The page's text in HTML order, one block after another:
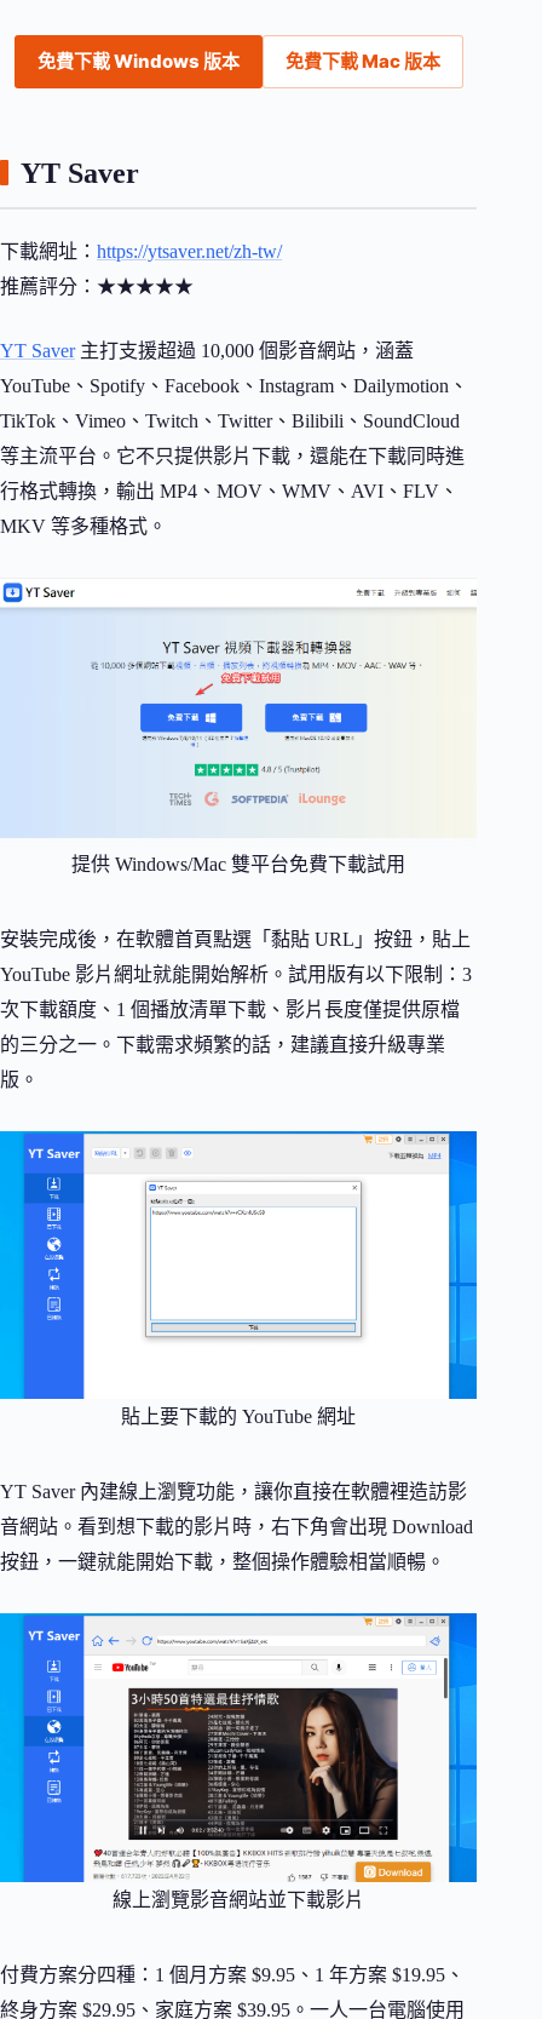
免費下載 Windows 版本 免費下載 Mac 版本
YT Saver
下載網址： https://ytsaver.net/zh-tw/
推薦評分：★★★★★
YT Saver主打支援超過 10,000 個影音網站，涵蓋
YouTube、Spotify、Facebook、Instagram、Dailymotion、
TikTok、Vimeo、Twitch、Twitter、Bilibili、SoundCloud
等主流平台。它不只提供影片下載，還能在下載同時進
行格式轉換，輸出 MP4、MOV、WMV、AVI、FLV、
MKV 等多種格式。
提供 Windows/Mac 雙平台免費下載試用
安裝完成後，在軟體首頁點選「黏貼 URL」按鈕，貼上
YouTube 影片網址就能開始解析。試用版有以下限制：3
次下載額度、1 個播放清單下載、影片長度僅提供原檔
的三分之一。下載需求頻繁的話，建議直接升級專業
版。
貼上要下載的 YouTube 網址
YT Saver 內建線上瀏覽功能，讓你直接在軟體裡造訪影
音網站。看到想下載的影片時，右下角會出現 Download
按鈕，一鍵就能開始下載，整個操作體驗相當順暢。
線上瀏覽影音網站並下載影片
付費方案分四種：1 個月方案 $9.95、1 年方案 $19.95、
終身方案 $29.95、家庭方案 $39.95。一人一台電腦使用